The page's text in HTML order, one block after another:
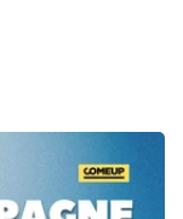
votre
audiences
ou de clients.
détaillés,
résultats et
les